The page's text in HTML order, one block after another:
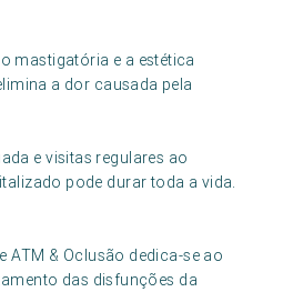
mastigatória e a estética
a dor causada pela
e visitas regulares ao
pode durar toda a vida.
ATM & Oclusão dedica-se ao
das disfunções da